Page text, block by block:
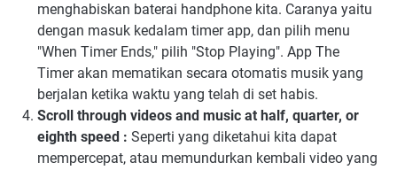
menghabiskan baterai handphone kita. Caranya yaitu
dengan masuk kedalam timer app, dan pilih menu
"When Timer Ends," pilih "Stop Playing". App The
Timer akan mematikan secara otomatis musik yang
berjalan ketika waktu yang telah di set habis.
Scroll through videos and music at half, quarter, or
eighth speed : Seperti yang diketahui kita dapat
mempercepat, atau memundurkan kembali video yang